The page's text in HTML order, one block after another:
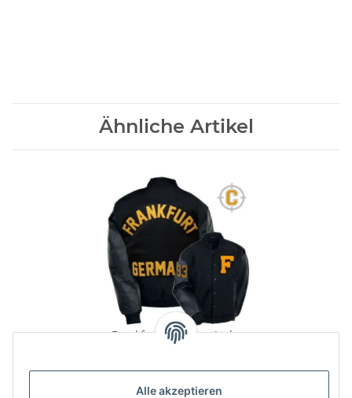
Alle akzeptieren
Ähnliche Artikel
Frankfurt Germany Jacke